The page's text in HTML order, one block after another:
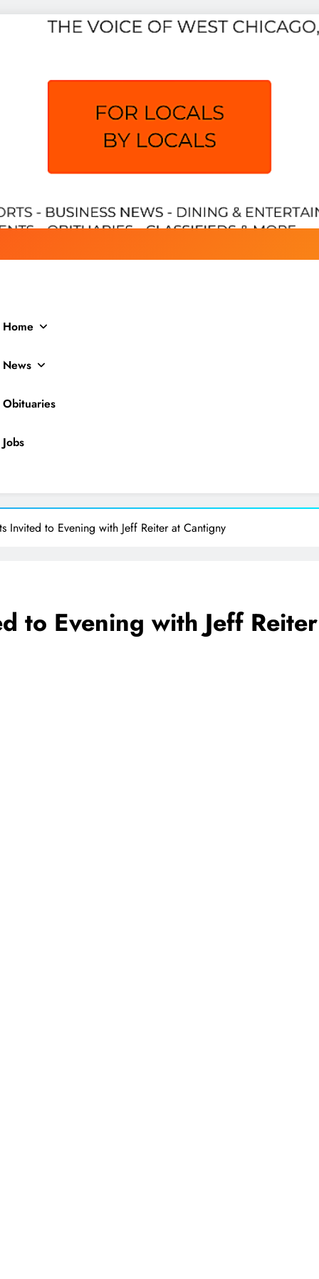
News
Home
News
Obituaries
Jobs
Invited to Evening with Jeff Reiter at Cantigny
to Evening with Jeff Reiter